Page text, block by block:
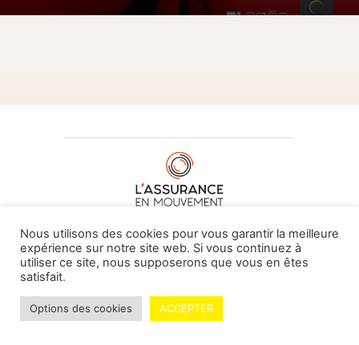
À PROPOS DE NOUS•CONTACT
© L'assurance en mouvement -By Vovoxx Média
Mentions légales Contributeurs
Nous utilisons des cookies pour vous garantir la meilleure
expérience sur notre site web. Si vous continuez à
utiliser ce site, nous supposerons que vous en êtes
satisfait.
Options des cookies ACCEPTER